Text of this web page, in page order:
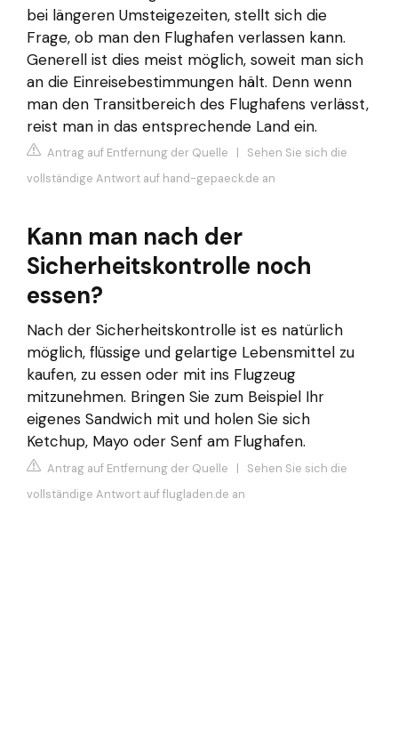
bei längeren Umsteigezeiten, stellt sich die
Frage, ob man den Flughafen verlassen kann.
Generell ist dies meist möglich, soweit man sich
an die Einreisebestimmungen hält. Denn wenn
man den Transitbereich des Flughafens verlässt,
reist man in das entsprechende Land ein.
Antrag auf Entfernung der Quelle | Sehen Sie sich die
vollständige Antwort auf hand-gepaeck.de an
Kann man nach der
Sicherheitskontrolle noch
essen?
Nach der Sicherheitskontrolle ist es natürlich
möglich, flüssige und gelartige Lebensmittel zu
kaufen, zu essen oder mit ins Flugzeug
mitzunehmen. Bringen Sie zum Beispiel Ihr
eigenes Sandwich mit und holen Sie sich
Ketchup, Mayo oder Senf am Flughafen.
Antrag auf Entfernung der Quelle | Sehen Sie sich die
vollständige Antwort auf flugladen.de an